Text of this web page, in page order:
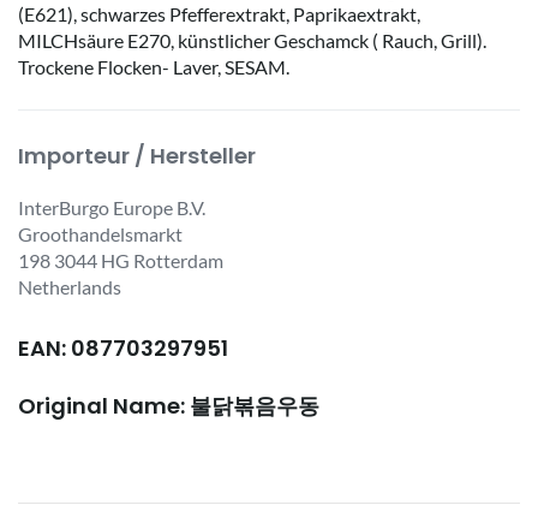
(E621), schwarzes Pfefferextrakt, Paprikaextrakt,
MILCHsäure E270, künstlicher Geschamck ( Rauch, Grill).
Trockene Flocken- Laver, SESAM.
Importeur / Hersteller
InterBurgo Europe B.V.
Groothandelsmarkt
198 3044 HG Rotterdam
Netherlands
EAN: 087703297951
Original Name: 불닭볶음우동